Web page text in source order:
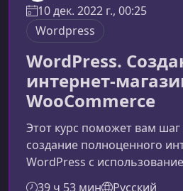
10 дек. 2022 г., 00:25
Wordpress
WordPress.
интернет-
WooCommerce
Этот курс поможет вам
создание полноценного
WordPress с
— самого популярного
39 ч 53 мин Русский